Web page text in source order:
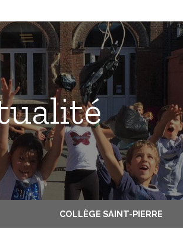
COLLÈGE SAINT-PIERRE